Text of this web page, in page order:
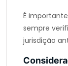
É
sempre
jurisdição